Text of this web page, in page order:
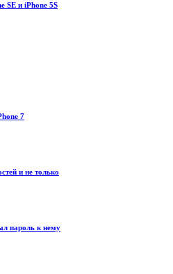
SE и iPhone 5S
7
и не только
пароль к нему